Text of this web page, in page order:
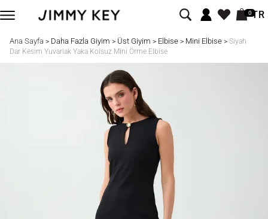
0TR
Ana Sayfa > Daha Fazla Giyim > Üst Giyim > Elbise> Mini Elbise> Siyah
Dar Kesim Yuvarlak Yaka Kolsuz Mini Örme Elbise